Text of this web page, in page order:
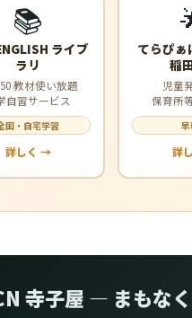
📚
ライブ
ラリ
教材使い放題
自習サービス
国・自宅学習
詳しく →
てらぴぁ
稲
児童
保育所
詳
寺子屋 — まもな